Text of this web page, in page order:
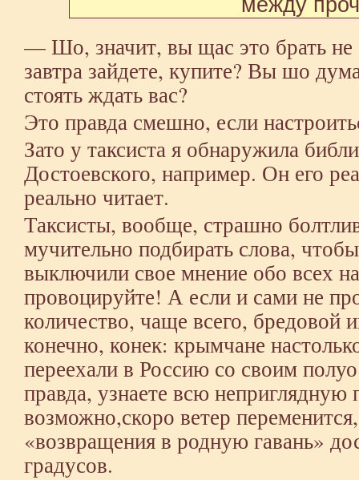
— Шо, значит, вы щас это брать не
завтра зайдете, купите? Вы шо
стоять ждать вас?
Это правда смешно, если
Зато у таксиста я обнаружила
Достоевского, например. Он его
реально читает.
Таксисты, вообще, страшно
мучительно подбирать слова,
выключили свое мнение обо всех
провоцируйте! А если и сами не
количество, чаще всего,
конечно, конек: крымчане
переехали в Россию со своим
правда, узнаете всю
возможно,скоро ветер
«возвращения в родную гавань»
градусов.